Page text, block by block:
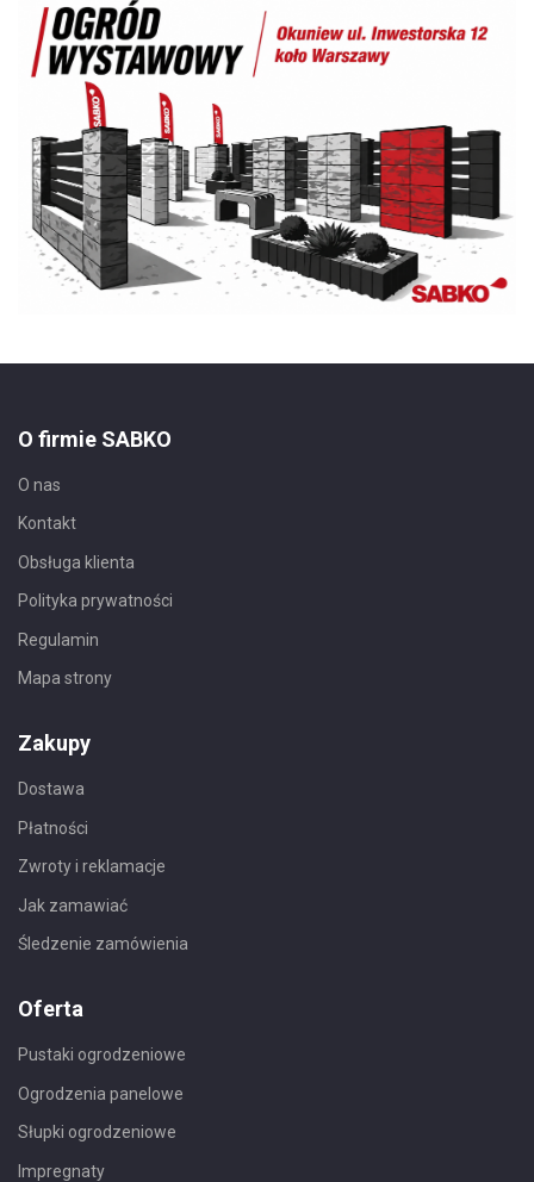
O firmie SABKO
O nas
Kontakt
Obsługa klienta
Polityka prywatności
Regulamin
Mapa strony
Zakupy
Dostawa
Płatności
Zwroty i reklamacje
Jak zamawiać
Śledzenie zamówienia
Oferta
Pustaki ogrodzeniowe
Ogrodzenia panelowe
Słupki ogrodzeniowe
Impregnaty